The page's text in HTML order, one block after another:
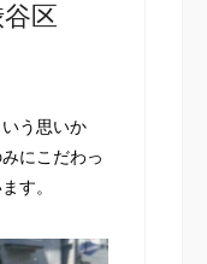
区
う思いか
にこだわっ
す。